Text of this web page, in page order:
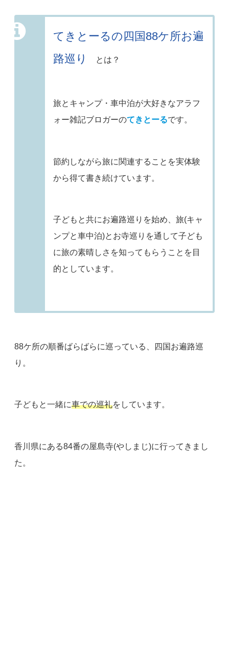
てきとーるの四国88ケ所お遍
路巡り
とは？
旅とキャンプ・車中泊が大好きなアラフ
ォー雑記ブロガーのてきとーるです。
節約しながら旅に関連することを実体験
から得て書き続けています。
子どもと共にお遍路巡りを始め、旅(キャ
ンプと車中泊)とお寺巡りを通して子ども
に旅の素晴しさを知ってもらうことを目
的としています。
88ケ所の順番ばらばらに巡っている、四国お遍路巡
り。
子どもと一緒に車での巡礼をしています。
香川県にある84番の屋島寺(やしまじ)に行ってきまし
た。